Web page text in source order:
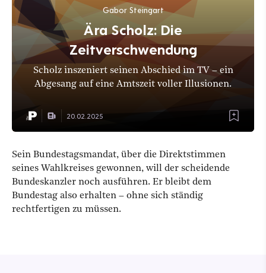
Gabor Steingart
Ära Scholz: Die
Zeitverschwendung
Scholz inszeniert seinen Abschied im TV – ein
Abgesang auf eine Amtszeit voller Illusionen.
20.02.2025
Sein Bundestagsmandat, über die Direktstimmen
seines Wahlkreises gewonnen, will der scheidende
Bundeskanzler noch ausführen. Er bleibt dem
Bundestag also erhalten – ohne sich ständig
rechtfertigen zu müssen.